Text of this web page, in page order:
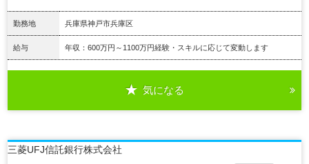
勤務地 兵庫県神戸市兵庫区
給与 年収：600万円～1100万円経験・スキルに応じて変動します
気になる
三菱UFJ信託銀行株式会社